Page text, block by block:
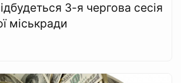
3-я чергова сесія
міськради